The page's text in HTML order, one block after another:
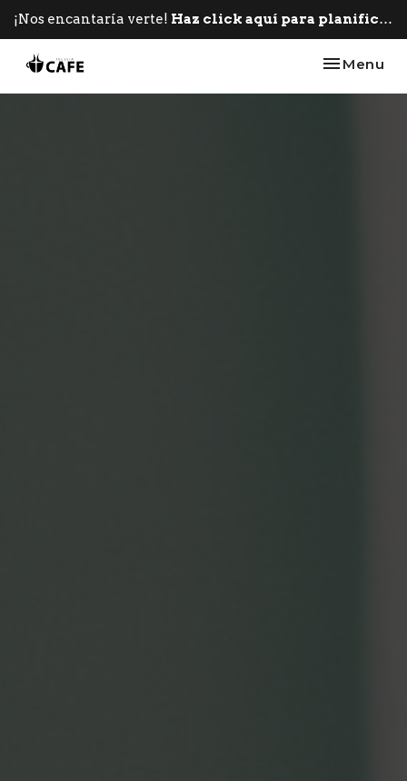
¡Nos encantaría verte! Haz click aquí para planificar tu primera visita.
Toggle
Menu